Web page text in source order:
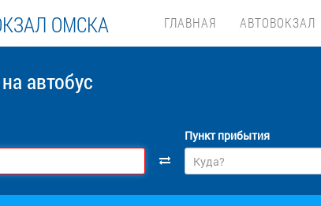
ОМСКА ГЛАВНАЯ АВТОВОКЗАЛ
на автобус
Пункт прибытия